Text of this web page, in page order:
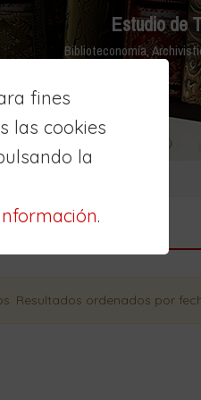
fines
las cookies
la
.
Estudio de
Biblioteconomía,
. Resultados ordenados por